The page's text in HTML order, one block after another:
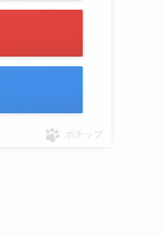
ポチップ